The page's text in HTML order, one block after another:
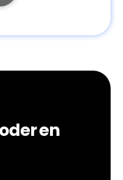
en